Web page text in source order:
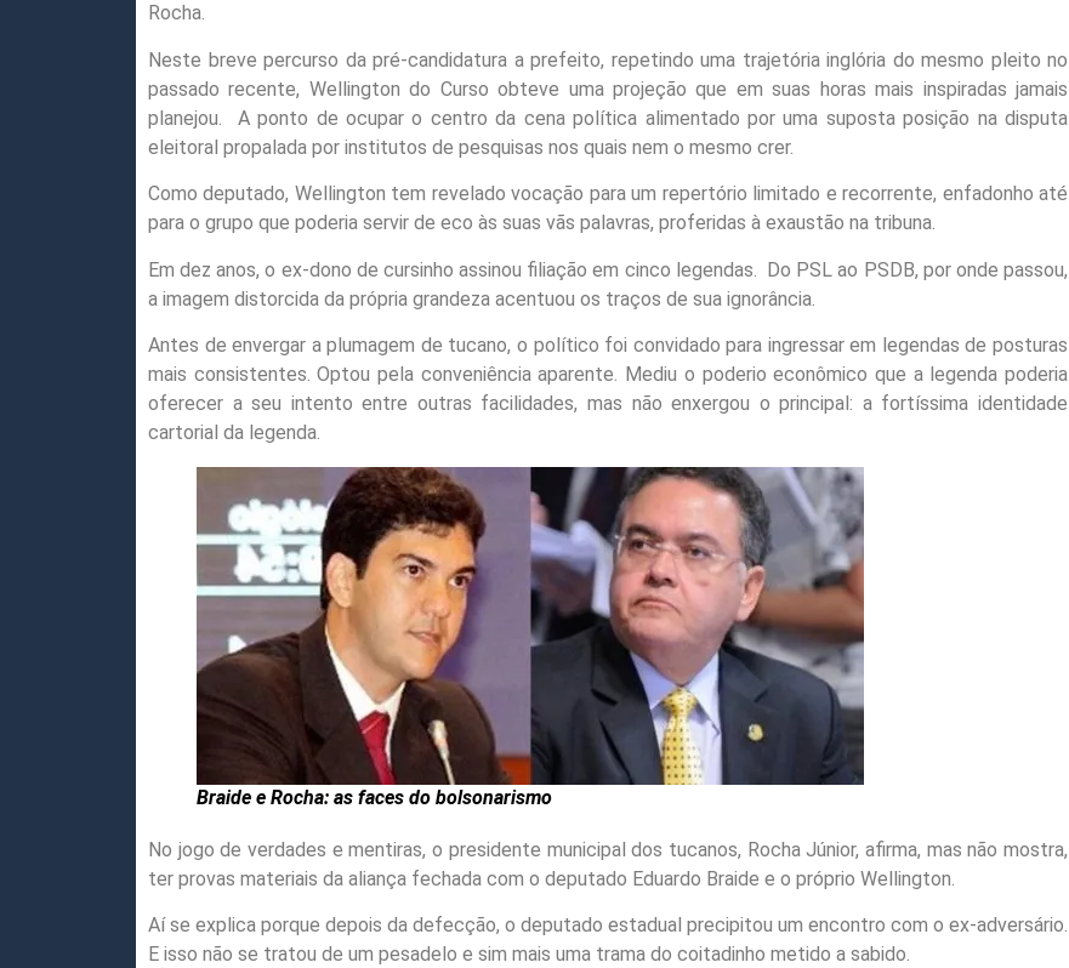
Rocha.
Neste breve percurso da pré-candidatura a prefeito, repetindo uma trajetória inglória do mesmo pleito no
passado recente, Wellington do Curso obteve uma projeção que em suas horas mais inspiradas jamais
planejou.
A ponto de ocupar o centro da cena política alimentado por uma suposta posição na disputa
eleitoral propalada por institutos de pesquisas nos quais nem o mesmo crer.
Como deputado, Wellington tem revelado vocação para um repertório limitado e recorrente, enfadonho até
para o grupo que poderia servir de eco às suas vãs palavras, proferidas à exaustão na tribuna.
Em dez anos, o ex-dono de cursinho assinou filiação em cinco legendas.
Do PSL ao PSDB, por onde passou,
a imagem distorcida da própria grandeza acentuou os traços de sua ignorância.
Antes de envergar a plumagem de tucano, o político foi convidado para ingressar em legendas de posturas
mais consistentes. Optou pela conveniência aparente. Mediu o poderio econômico que a legenda poderia
oferecer a seu intento entre outras facilidades, mas não enxergou o principal: a fortíssima identidade
cartorial da legenda.
Braide e Rocha: as faces do bolsonarismo
No jogo de verdades e mentiras, o presidente municipal dos tucanos, Rocha Júnior, afirma, mas não mostra,
ter provas materiais da aliança fechada com o deputado Eduardo Braide e o próprio Wellington.
Aí se explica porque depois da defecção, o deputado estadual precipitou um encontro com o ex-adversário.
E isso não se tratou de um pesadelo e sim mais uma trama do coitadinho metido a sabido.